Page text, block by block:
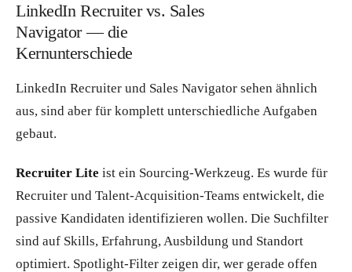
LinkedIn Recruiter vs. Sales
Navigator — die
Kernunterschiede
LinkedIn Recruiter und Sales Navigator sehen ähnlich
aus, sind aber für komplett unterschiedliche Aufgaben
gebaut.
Recruiter Lite ist ein Sourcing-Werkzeug. Es wurde für
Recruiter und Talent-Acquisition-Teams entwickelt, die
passive Kandidaten identifizieren wollen. Die Suchfilter
sind auf Skills, Erfahrung, Ausbildung und Standort
optimiert. Spotlight-Filter zeigen dir, wer gerade offen